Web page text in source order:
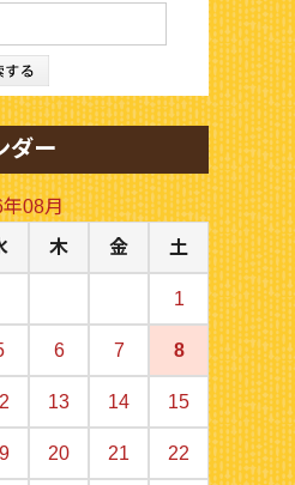
ダー
08月
木 金 土
1
6 7 8
13 14 15
20 21 22